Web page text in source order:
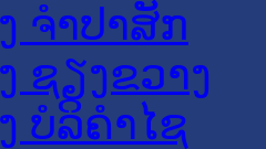
ຈໍາປາສັກ
ຊຽງຂວາງ
ບໍລິຄໍາໄຊ